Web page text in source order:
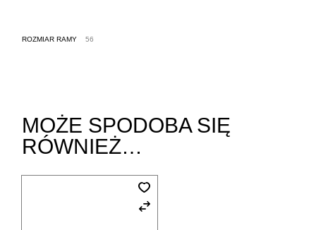
ROZMIAR RAMY 56
MOŻE SPODOBA SIĘ
RÓWNIEŻ…